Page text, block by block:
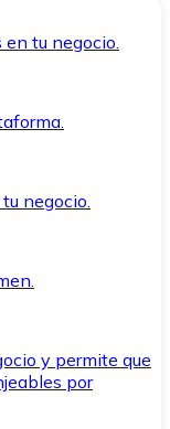
tu negocio.
negocio.
y permite que
por